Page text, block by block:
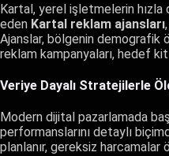
Kartal, yerel işletmelerin hızla
eden Kartal reklam ajansları
Ajanslar, bölgenin demografik
reklam kampanyaları, hedef
Veriye Dayalı Stratejilerle
Modern dijital pazarlamada
performanslarını detaylı
planlanır, gereksiz harcamalar